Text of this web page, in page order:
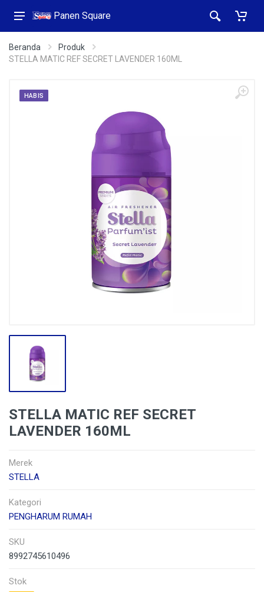
Panen Square
Beranda
Produk
STELLA MATIC REF SECRET LAVENDER 160ML
HABIS
STELLA MATIC REF SECRET
LAVENDER 160ML
Merek
STELLA
Kategori
PENGHARUM RUMAH
SKU
8992745610496
Stok